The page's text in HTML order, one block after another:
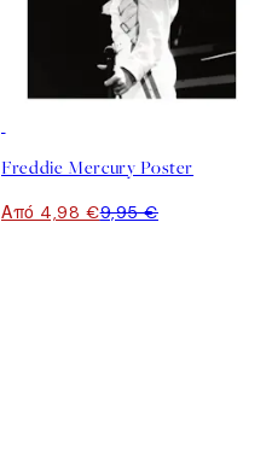
Freddie Mercury Poster
Από 4,98 €9,95 €